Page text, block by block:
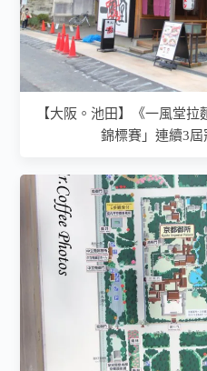
【大阪。池田】《一風堂
錦標賽」連續3屆